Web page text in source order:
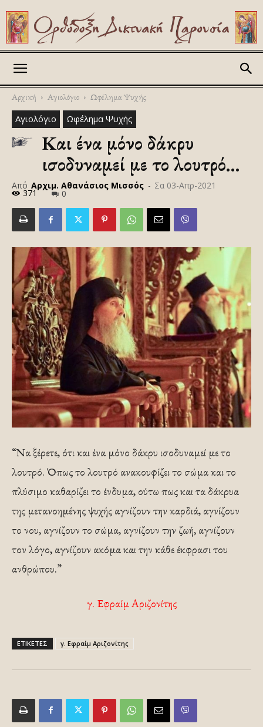
Αρχική Αγιολόγιο Ωφέλημα Ψυχής
Αγιολόγιο Ωφέλημα Ψυχής
Kαι ένα μόνο δάκρυ
ισοδυναμεί με το λουτρό…
Από Αρχιμ. Αθανάσιος Μισσός - Σα 03-Απρ-2021
371 0
“Να ξέρετε, ότι και ένα μόνο δάκρυ ισοδυναμεί με το
λουτρό. Όπως το λουτρό ανακουφίζει το σώμα και το
πλύσιμο καθαρίζει το ένδυμα, ούτω πως και τα δάκρυα
της μετανοημένης ψυχής αγνίζουν την καρδιά, αγνίζουν
το νου, αγνίζουν το σώμα, αγνίζουν την ζωή, αγνίζουν
τον λόγο, αγνίζουν ακόμα και την κάθε έκφρασι του
ανθρώπου.”
γ. Εφραίμ Αριζονίτης
ΕΤΙΚΕΤΕΣ γ. Εφραίμ Αριζονίτης